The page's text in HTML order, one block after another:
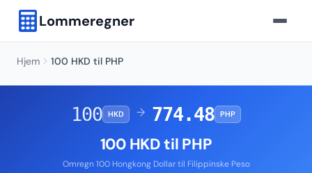
Lommeregner
Hjem 100 HKD til PHP
100 HKD → 774.48 PHP
100 HKD til PHP
Omregn 100 Hongkong Dollar til Filippinske Peso